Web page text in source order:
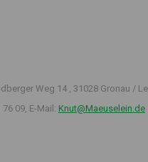
Weg 14 , 31028 Gronau /
09, E-Mail: Knut@Maeuselein.de